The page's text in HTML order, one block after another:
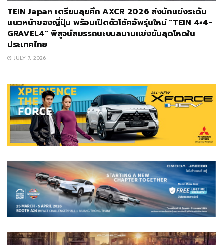
TEIN Japan เตรียมลุยศึก AXCR 2026 ส่งนักแข่งระดับ
แนวหน้าของญี่ปุ่น พร้อมเปิดตัวโช้คอัพรุ่นใหม่ “TEIN 4×4-
GRAVEL4” พิสูจน์สมรรถนะบนสนามแข่งขันสุดโหดใน
ประเทศไทย
JULY 7, 2026